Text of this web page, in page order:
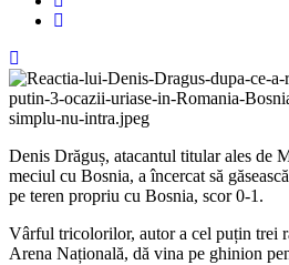
Denis Drăguș, atacantul titular ales de
meciul cu Bosnia, a încercat să
pe teren propriu cu Bosnia, scor 0-1.
Vârful tricolorilor, autor a cel puțin trei
Arena Națională, dă vina pe ghinion